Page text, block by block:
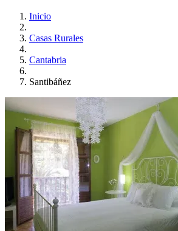
Inicio
Casas Rurales
Cantabria
Santibáñez